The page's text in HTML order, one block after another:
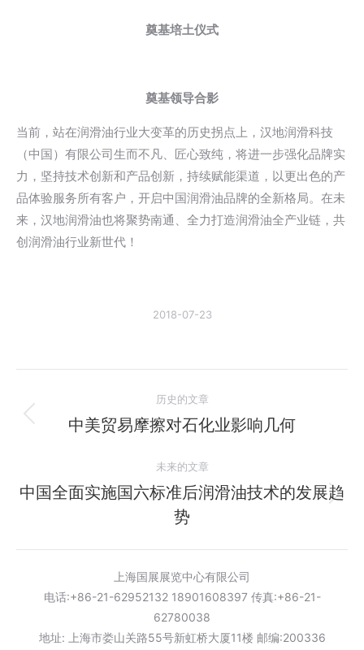
奠基培土仪式
奠基领导合影
当前，站在润滑油行业大变革的历史拐点上，汉地润滑科技
（中国）有限公司生而不凡、匠心致纯，将进一步强化品牌实
力，坚持技术创新和产品创新，持续赋能渠道，以更出色的产
品体验服务所有客户，开启中国润滑油品牌的全新格局。在未
来，汉地润滑油也将聚势南通、全力打造润滑油全产业链，共
创润滑油行业新世代！
2018-07-23
章
航
历史的文章
历
的
文
章：
中美贸易摩擦对石化业影响几何
未来的文章
未
来
的
文
章：
中国全面实施国六标准后润滑油技术的发展趋
势
上海国展展览中心有限公司
电话:+86-21-62952132 18901608397 传真:+86-21-
62780038
地址: 上海市娄山关路55号新虹桥大厦11楼 邮编:200336